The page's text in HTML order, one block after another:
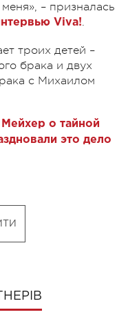
– призналась
Viva!.
троих детей –
брака и двух
с Михаилом
о тайной
это дело